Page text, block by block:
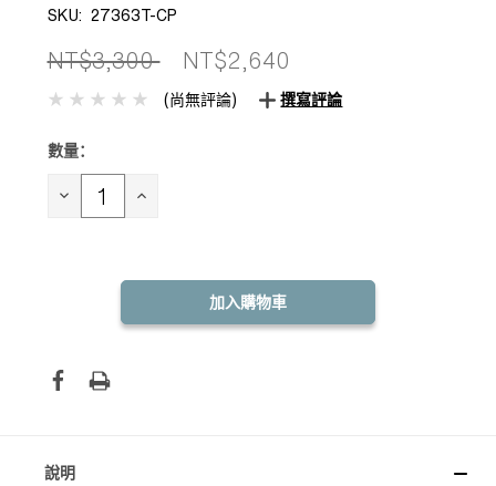
SKU: 27363T-CP
NT$3,300 NT$2,640
(尚無評論) 撰寫評論
目前
存：
數量：
減 增
說明